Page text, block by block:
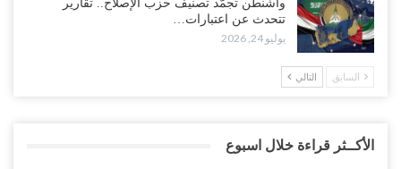
واشنطن تجمّد تصنيف حزب الإصلاح.. تقارير
تتحدث عن اعتبارات…
يوليو 24, 2026
السابق التالي
الأكــثر قراءة خلال اسبوع